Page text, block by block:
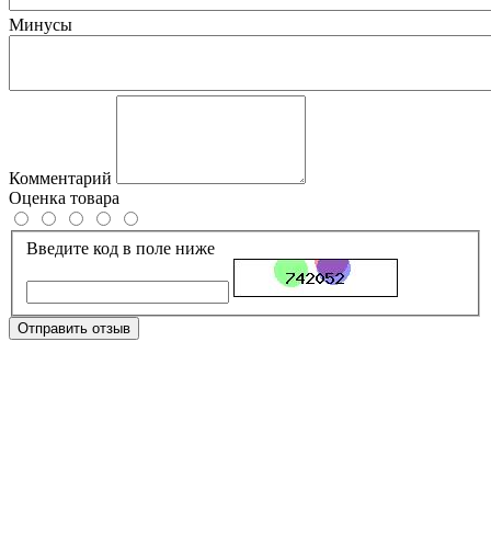
Минусы
Комментарий
Оценка товара
Введите код в поле ниже
Отправить отзыв